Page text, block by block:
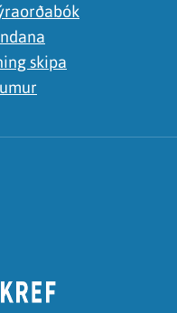
skipa